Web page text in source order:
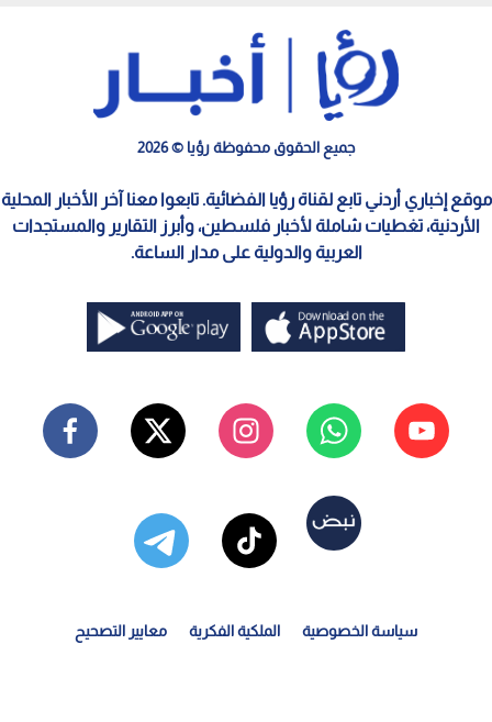
جميع الحقوق محفوظة رؤيا © 2026
موقع إخباري أردني تابع لقناة رؤيا الفضائية. تابعوا معنا آخر الأخبار المحلية
الأردنية، تغطيات شاملة لأخبار فلسطين، وأبرز التقارير والمستجدات
العربية والدولية على مدار الساعة.
سياسة الخصوصية الملكية الفكرية معايير التصحيح